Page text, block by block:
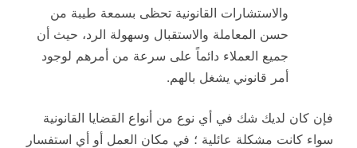
والاستشارات القانونية تحظى بسمعة طيبة من
حسن المعاملة والاستقبال وسهولة الرد، حيث أن
جميع العملاء دائماً على سرعة من أمرهم لوجود
أمر قانوني يشغل بالهم.
فإن كان لديك شك في أي نوع من أنواع القضايا القانونية
سواء كانت مشكلة عائلية ؛ في مكان العمل أو أي استفسار